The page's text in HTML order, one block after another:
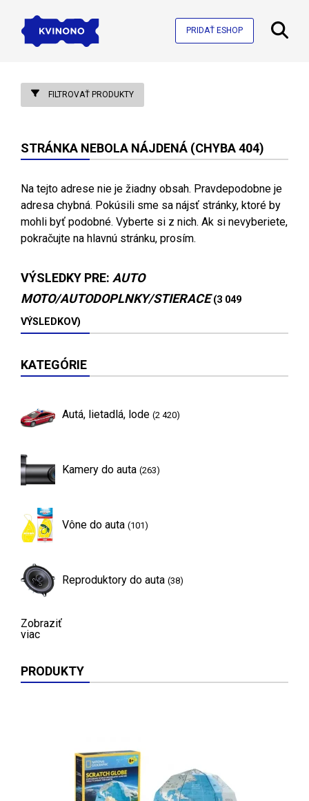
PRIDAŤ ESHOP
FILTROVAŤ PRODUKTY
STRÁNKA NEBOLA NÁJDENÁ (CHYBA 404)
Na tejto adrese nie je žiadny obsah. Pravdepodobne je
adresa chybná. Pokúsili sme sa nájsť stránky, ktoré by
mohli byť podobné. Vyberte si z nich. Ak si nevyberiete,
pokračujte na hlavnú stránku, prosím.
VÝSLEDKY PRE: AUTO
MOTO/AUTODOPLNKY/STIERACE (3 049
VÝSLEDKOV)
KATEGÓRIE
Autá, lietadlá, lode (2 420)
Kamery do auta (263)
Vône do auta (101)
Reproduktory do auta (38)
Zobraziť
viac
PRODUKTY